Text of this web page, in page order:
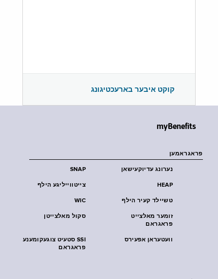
קוקט איבער בארעכטיגונג
myBenefits
פראגראמען
SNAP נערונג עדיוקעישאן
צייטווייליגע הילף HEAP
WIC טשיילד קעיר הילף
סקול מאלצייטן
זומער מאלצייט
פראגראם
SSI סטעיט צוגעקומענע
פראגראם
וועטעראן אפעירס